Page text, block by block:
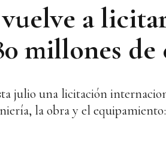
a
millones de
julio una licitación
la obra y el